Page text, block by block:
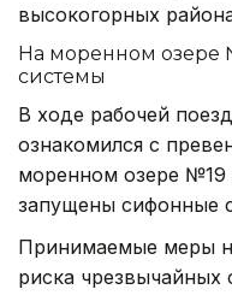
высокогорных
На моренном озере
системы
В ходе рабочей
ознакомился с
моренном озере №19
запущены сифонные
Принимаемые меры
риска чрезвычайных